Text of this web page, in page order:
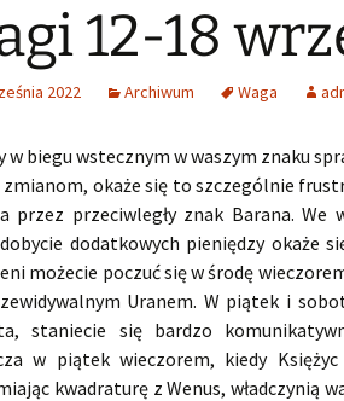
12-18
2022 Archiwum Waga
w biegu wstecznym w waszym znaku
okaże się to szczególnie
przez przeciwległy znak Barana.
dodatkowych pieniędzy okaże
możecie poczuć się w środę
Uranem. W piątek i
staniecie się bardzo
w piątek wieczorem, kiedy
kwadraturę z Wenus, władczynią